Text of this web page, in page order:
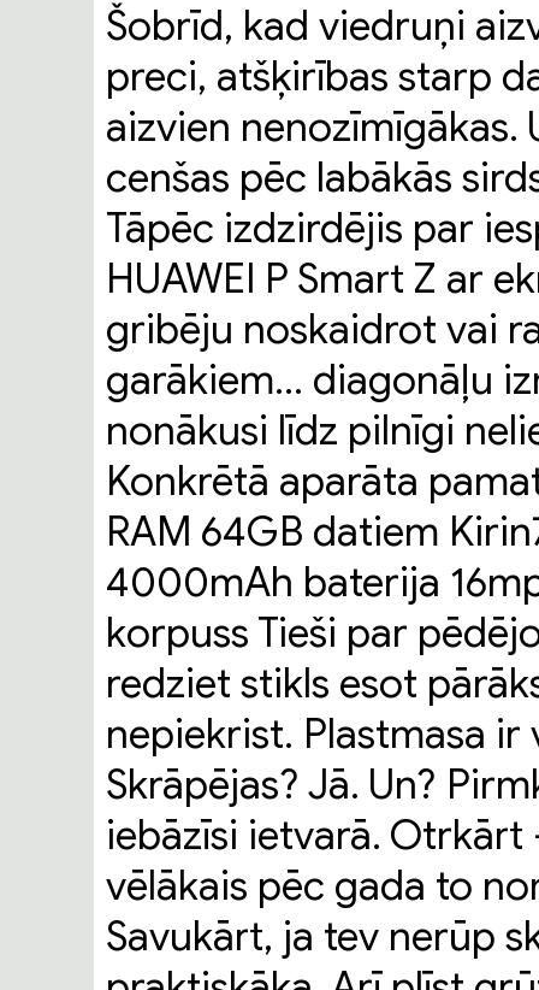
Šobrīd, kad viedruņi
preci, atšķirības starp
aizvien
cenšas pēc labākās
Tāpēc izdzirdējis par
HUAWEI P Smart Z ar
gribēju noskaidrot vai
garākiem... diagonāļu
nonākusi līdz pilnīgi
Konkrētā aparāta
RAM 64GB datiem
4000mAh baterija
korpuss Tieši par
redziet stikls esot
nepiekrist. Plastmasa
Skrāpējas? Jā. Un?
iebāzīsi ietvarā.
vēlākais pēc gada to
Savukārt, ja tev nerūp